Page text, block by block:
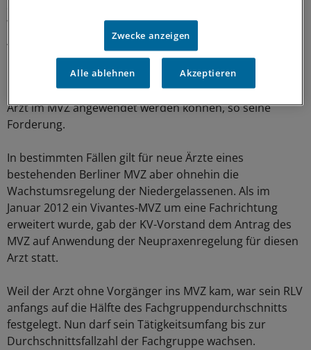
Wachstumsmöglichkeiten einer Anfänger- oder
Aufbaupraxis bestehen."
Das ist aus Köppls Sicht unbefriedigend. Statt auf das
MVZ müsse die Neupraxisregelung auf den einzelnen
Arzt im MVZ angewendet werden können, so seine
Forderung.
In bestimmten Fällen gilt für neue Ärzte eines
bestehenden Berliner MVZ aber ohnehin die
Wachstumsregelung der Niedergelassenen. Als im
Januar 2012 ein Vivantes-MVZ um eine Fachrichtung
erweitert wurde, gab der KV-Vorstand dem Antrag des
MVZ auf Anwendung der Neupraxenregelung für diesen
Arzt statt.
Weil der Arzt ohne Vorgänger ins MVZ kam, war sein RLV
anfangs auf die Hälfte des Fachgruppendurchschnitts
festgelegt. Nun darf sein Tätigkeitsumfang bis zur
Durchschnittsfallzahl der Fachgruppe wachsen.
Zwecke anzeigen
Alle ablehnen Akzeptieren